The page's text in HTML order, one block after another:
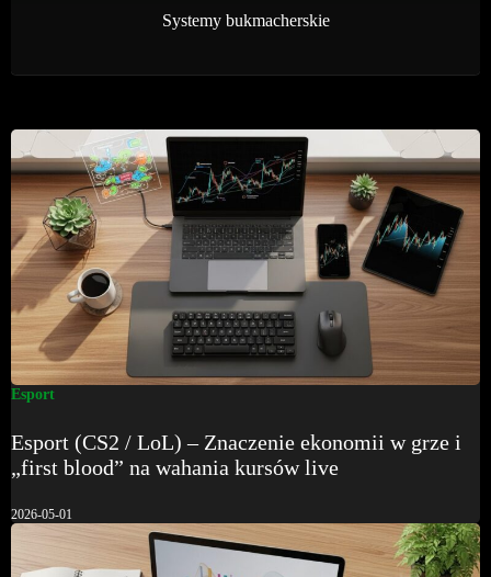
Systemy bukmacherskie
Esport
Esport (CS2 / LoL) – Znaczenie ekonomii w grze i
„first blood” na wahania kursów live
2026-05-01